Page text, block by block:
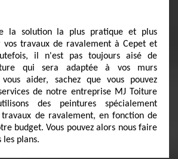
la solution la plus pratique et plus
vos travaux de ravalement à Cepet et
il n'est pas toujours aisé de
qui sera adaptée à vos murs
aider, sachez que vous pouvez
de notre entreprise MJ Toiture
des peintures spécialement
travaux de ravalement, en fonction de
budget. Vous pouvez alors nous faire
les plans.